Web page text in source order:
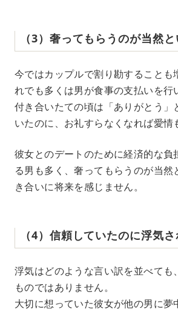
（3）奢ってもらうのが当然
今ではカップルで割り勘することも
れでも多くは男が食事の支払いを行
付き合いたての頃は「ありがとう」
いたのに、お礼すらなくなれば愛情
彼女とのデートのために経済的な負
る男も多く、奢ってもらうのが当然
き合いに将来を感じません。
（4）信頼していたのに浮気さ
浮気はどのような言い訳を並べても
ものではありません。
大切に想っていた彼女が他の男に夢